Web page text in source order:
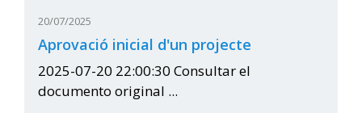
20/07/2025
Aprovació inicial d'un projecte
2025-07-20 22:00:30 Consultar el
documento original ...